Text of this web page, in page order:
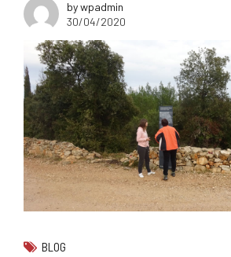
by wpadmin
30/04/2020
BLOG